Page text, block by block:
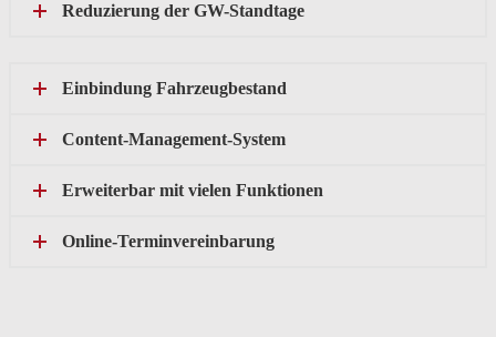
Reduzierung der GW-Standtage
Einbindung Fahrzeugbestand
Content-Management-System
Erweiterbar mit vielen Funktionen
Online-Terminvereinbarung